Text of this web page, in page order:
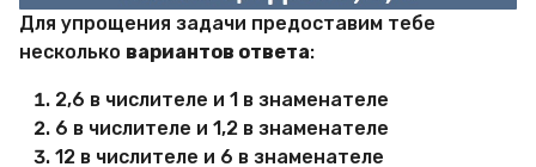
Для упрощения задачи предоставим тебе
несколько вариантов ответа:
2,6 в числителе и 1 в знаменателе
6 в числителе и 1,2 в знаменателе
12 в числителе и 6 в знаменателе